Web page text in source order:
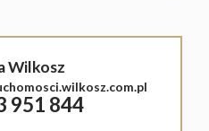
Wilkosz
951 844